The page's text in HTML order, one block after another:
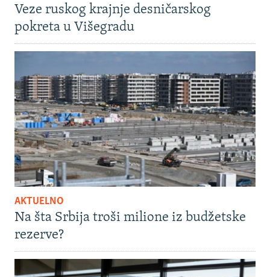
Veze ruskog krajnje desničarskog
pokreta u Višegradu
AKTUELNO
Na šta Srbija troši milione iz budžetske
rezerve?